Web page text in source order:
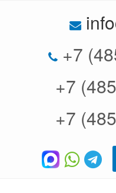
+7
+7
+7